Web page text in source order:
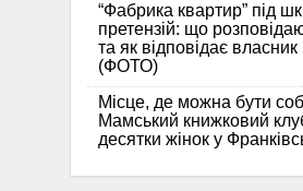
“Фабрика квартир” під
претензій: що
та як відповідає
(ФОТО)
Місце, де можна бути
Мамський книжковий
десятки жінок у